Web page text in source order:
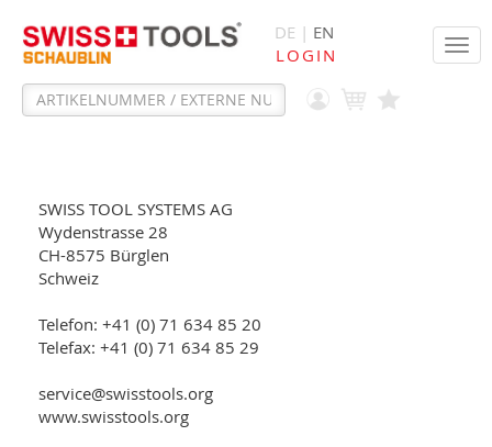
DE | EN
LOGIN
SWISS TOOL SYSTEMS AG
Wydenstrasse 28
CH-8575 Bürglen
Schweiz
Telefon: +41 (0) 71 634 85 20
Telefax: +41 (0) 71 634 85 29
service@swisstools.org
www.swisstools.org